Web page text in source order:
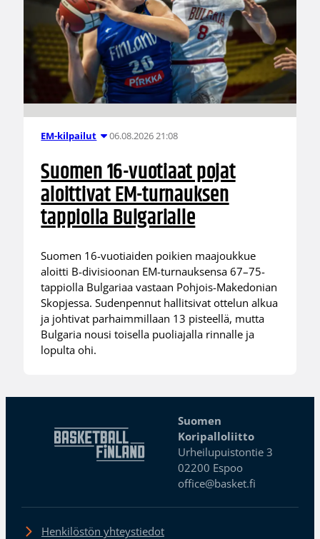
EM-kilpailut 06.08.2026 21:08
Suomen 16-vuotiaat pojat
aloittivat EM-turnauksen
tappiolla Bulgarialle
Suomen 16-vuotiaiden poikien maajoukkue
aloitti B-divisioonan EM-turnauksensa 67–75-
tappiolla Bulgariaa vastaan Pohjois-Makedonian
Skopjessa. Sudenpennut hallitsivat ottelun alkua
ja johtivat parhaimmillaan 13 pisteellä, mutta
Bulgaria nousi toisella puoliajalla rinnalle ja
lopulta ohi.
Suomen
Koripalloliitto
Urheilupuistontie 3
02200 Espoo
office@basket.fi
Henkilöstön yhteystiedot